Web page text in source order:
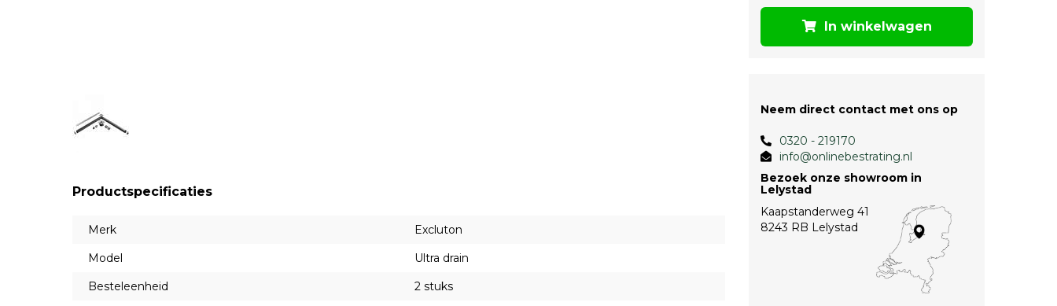
Productspecificaties
Merk
Excluton
Model
Ultra drain
Besteleenheid
2 stuks
In winkelwagen
Neem direct contact met ons op
0320 - 219170
info@onlinebestrating.nl
Bezoek onze showroom in
Lelystad
Kaapstanderweg 41
8243 RB Lelystad